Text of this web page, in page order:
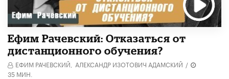
Ефим Рачевский: Отказаться от
дистанционного обучения?
ЕФИМ РАЧЕВСКИЙ, АЛЕКСАНДР ИЗОТОВИЧ АДАМСКИЙ /
35 МИН.